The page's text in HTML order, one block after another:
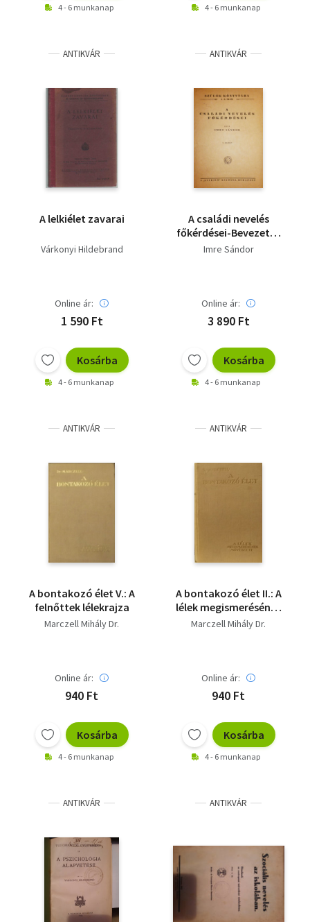
4 - 6 munkanap 4 - 6 munkanap
ANTIKVÁR
A lelkiélet zavarai
Várkonyi Hildebrand
Online ár:
1 590 Ft
Kosárba
4 - 6 munkanap
ANTIKVÁR
A családi nevelés
főkérdései-Bevezetés
a szülői
Imre Sándor
Online ár:
3 890 Ft
Kosárba
4 - 6 munkanap
ANTIKVÁR
A bontakozó élet V.: A
felnőttek lélekrajza
Marczell Mihály Dr.
Online ár:
940 Ft
Kosárba
4 - 6 munkanap
ANTIKVÁR
A bontakozó élet II.: A
lélek megismerésének
művészete
Marczell Mihály Dr.
Online ár:
940 Ft
Kosárba
4 - 6 munkanap
ANTIKVÁR ANTIKVÁR